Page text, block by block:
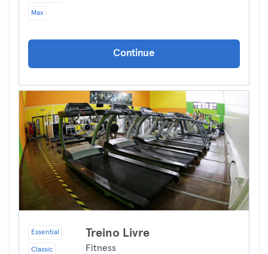
Max
Continue
Essential
Classic
Treino Livre
Fitness